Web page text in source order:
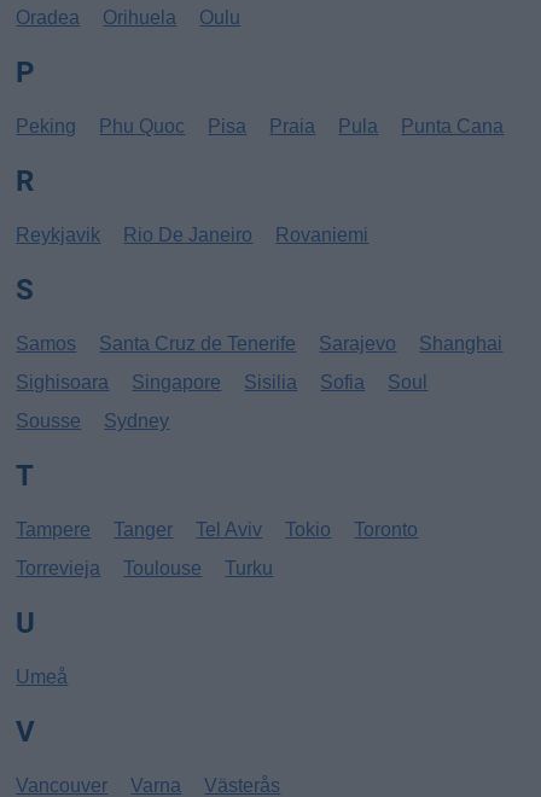
Oradea Orihuela Oulu
P
Peking Phu Quoc Pisa Praia Pula Punta Cana
R
Reykjavik Rio De Janeiro Rovaniemi
S
Samos Santa Cruz de Tenerife Sarajevo
Shanghai
Sighisoara
Singapore Sisilia Sofia
Soul
Sousse
Sydney
T
Tampere Tanger Tel Aviv Tokio
Toronto
Torrevieja
Toulouse Turku
U
Umeå
V
Vancouver Varna Västerås